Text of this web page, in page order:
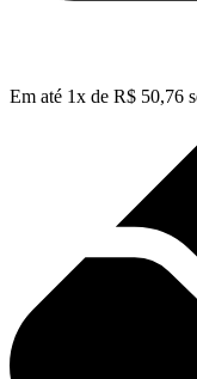
Em até 1x de R$ 50,76